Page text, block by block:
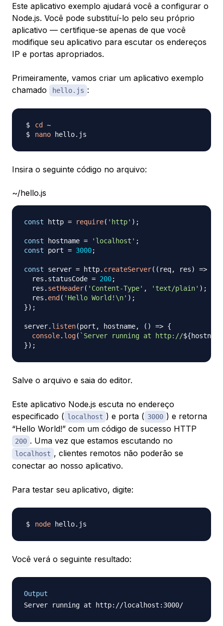
Este aplicativo exemplo ajudará você a configurar o
Node.js. Você pode substituí-lo pelo seu próprio
aplicativo — certifique-se apenas de que você
modifique seu aplicativo para escutar os endereços
IP e portas apropriados.
Primeiramente, vamos criar um aplicativo exemplo
chamado
hello.js :
cd
nano
Insira o seguinte código no arquivo:
~/hello.js
const http = require( 'http' ) ;
const hostname = 'localhost' ;
const port = 3000;
const server = http. createServer( ( req, res) =>
  res
. statusCode = 200;
  res
. setHeader( 'Content-Type' , 'text/plain' ) ;
  res
. end ( 'Hello World!\n' ) ;
}) ;
server. listen(port , hostname, ( ) => {
console. log( ` Server running at http://${hostname
}) ;
Salve o arquivo e saia do editor.
Este aplicativo Node.js escuta no endereço
especificado ( localhost ) e porta ( 3000 ) e retorna
“Hello World!” com um código de sucesso HTTP
200 . Uma vez que estamos escutando no
localhost , clientes remotos não poderão se
conectar ao nosso aplicativo.
Para testar seu aplicativo, digite:
node
Você verá o seguinte resultado:
Output